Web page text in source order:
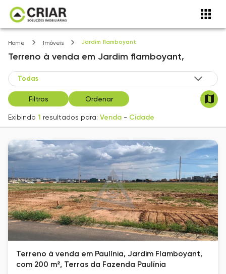
Home Imóveis Jardim flamboyant
Terreno à venda em Jardim flamboyant,
Filtros Ordenar
Exibindo 1 resultados para: Venda - Cidade
Terreno à venda em Paulínia, Jardim Flamboyant,
com 200 m², Terras da Fazenda Paulínia